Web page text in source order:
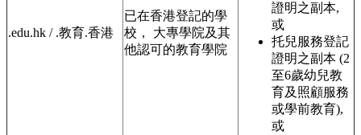
.edu.hk / .教育.香港
已在香港登記的學
校， 大專學院及其
他認可的教育學院
證明之副本,
或
托兒服務登記
證明之副本 (2
至6歲幼兒教
育及照顧服務
或學前教育),
或